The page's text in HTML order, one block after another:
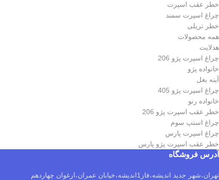
خطر عقب اسپرت
چراغ اسپرت سمند
خطر تریلی
همه محصولات
هدلایت
چراغ اسپرت پژو 206
خانواده پژو
آینه بغل
چراغ اسپرت پژو 405
خانواده رنو
خطر عقب اسپرت پژو 206
چراغ استپ سوم
چراغ اسپرت پارس
خطر عقب اسپرت پژو پارس
آدرس فروشگاه
تهران،شهر جدید اندیشه،فاز1اندیشه،خیابان عمران،ارغوان چهاردهم